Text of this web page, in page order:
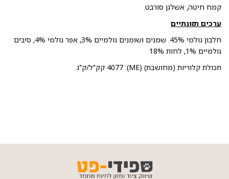
קמח חיטה, אשלגן סורבט.
ערכים תזונתיים
חלבון גולמי 45%. שמנים ושומנים גולמיים 3%, אפר גולמי 4%, סיבים
גולמיים 1%, לחות 18%
תכולת קלוריות (מחושבת) (ME): 4077 קק"ל/ק"ג.